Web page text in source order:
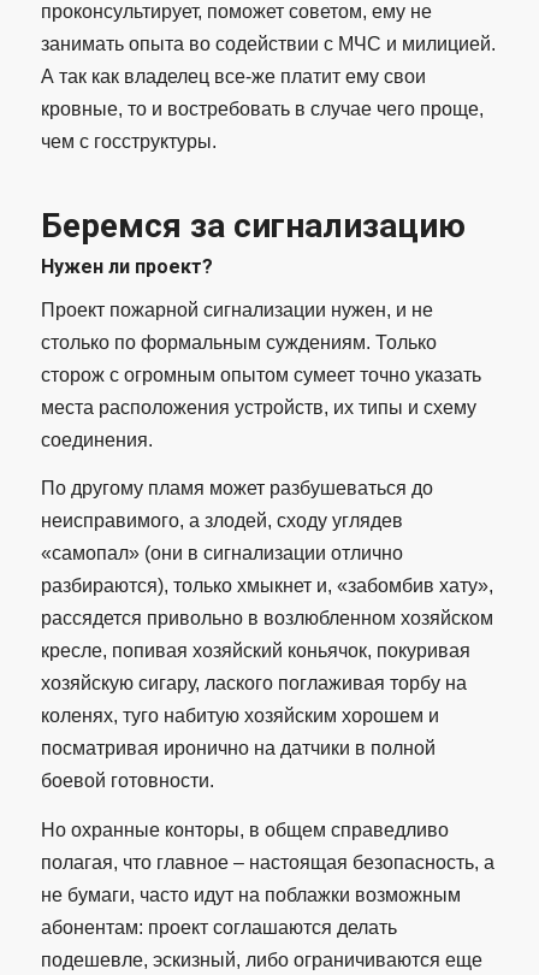
проконсультирует, поможет советом, ему не
занимать опыта во содействии с МЧС и милицией.
А так как владелец все-же платит ему свои
кровные, то и востребовать в случае чего проще,
чем с госструктуры.
Беремся за сигнализацию
Нужен ли проект?
Проект пожарной сигнализации нужен, и не
столько по формальным суждениям. Только
сторож с огромным опытом сумеет точно указать
места расположения устройств, их типы и схему
соединения.
По другому пламя может разбушеваться до
неисправимого, а злодей, сходу углядев
«самопал» (они в сигнализации отлично
разбираются), только хмыкнет и, «забомбив хату»,
рассядется привольно в возлюбленном хозяйском
кресле, попивая хозяйский коньячок, покуривая
хозяйскую сигару, лаского поглаживая торбу на
коленях, туго набитую хозяйским хорошем и
посматривая иронично на датчики в полной
боевой готовности.
Но охранные конторы, в общем справедливо
полагая, что главное – настоящая безопасность, а
не бумаги, часто идут на поблажки возможным
абонентам: проект соглашаются делать
подешевле, эскизный, либо ограничиваются еще